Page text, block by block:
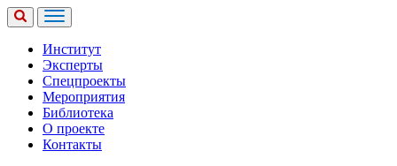
Институт
Эксперты
Спецпроекты
Мероприятия
Библиотека
О проекте
Контакты